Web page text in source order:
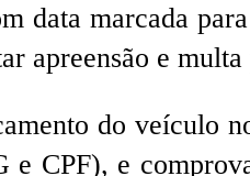
data marcada
apreensão e
do veículo
e CPF), e